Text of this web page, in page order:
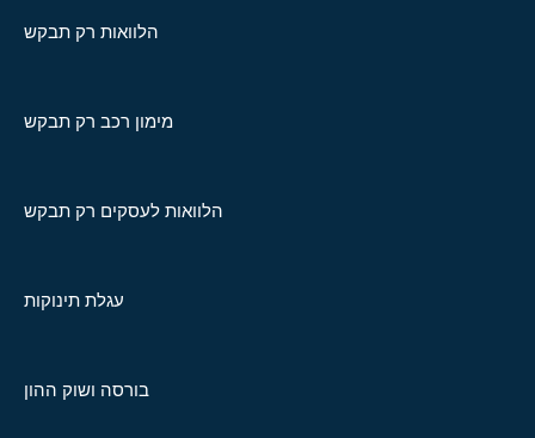
הלוואות רק תבקש
מימון רכב רק תבקש
הלוואות לעסקים רק תבקש
עגלת תינוקות
בורסה ושוק ההון